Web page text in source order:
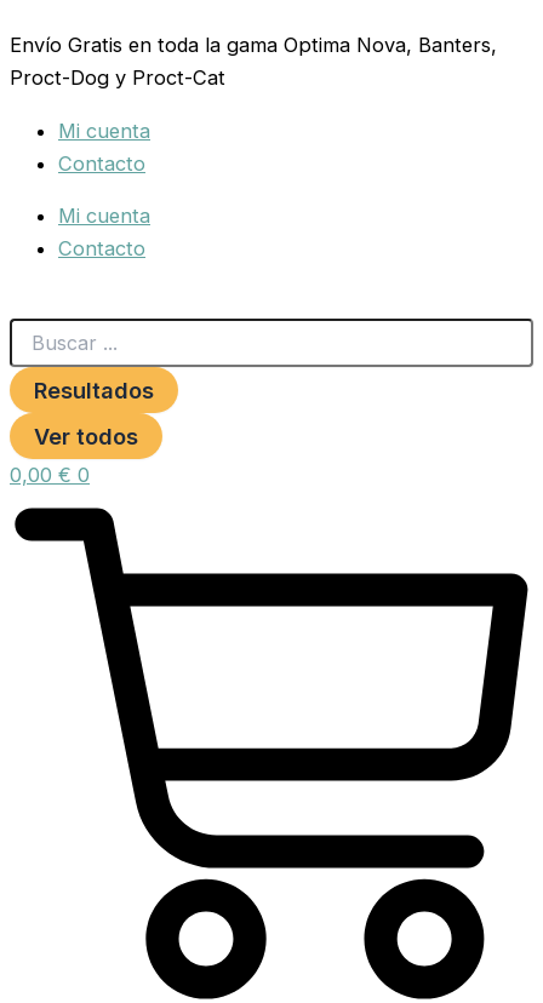
al
contenido
Envío Gratis en toda la gama Optima Nova, Banters,
Proct-Dog y Proct-Cat
Mi cuenta
Contacto
Mi cuenta
Contacto
...
Resultados
Ver todos
0,00 € 0
COMEDERO
2
MTS.
ABS
cantidad